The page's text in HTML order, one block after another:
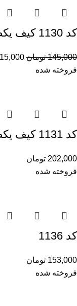
کد 1130 کیف یکطرفه دخترانه LV
145,000 تومان
فروخته شده
کد 1131 کیف یکطرفه زنانه طرح شنل
202,000 تومان
فروخته شده
کد 1136
153,000 تومان
فروخته شده